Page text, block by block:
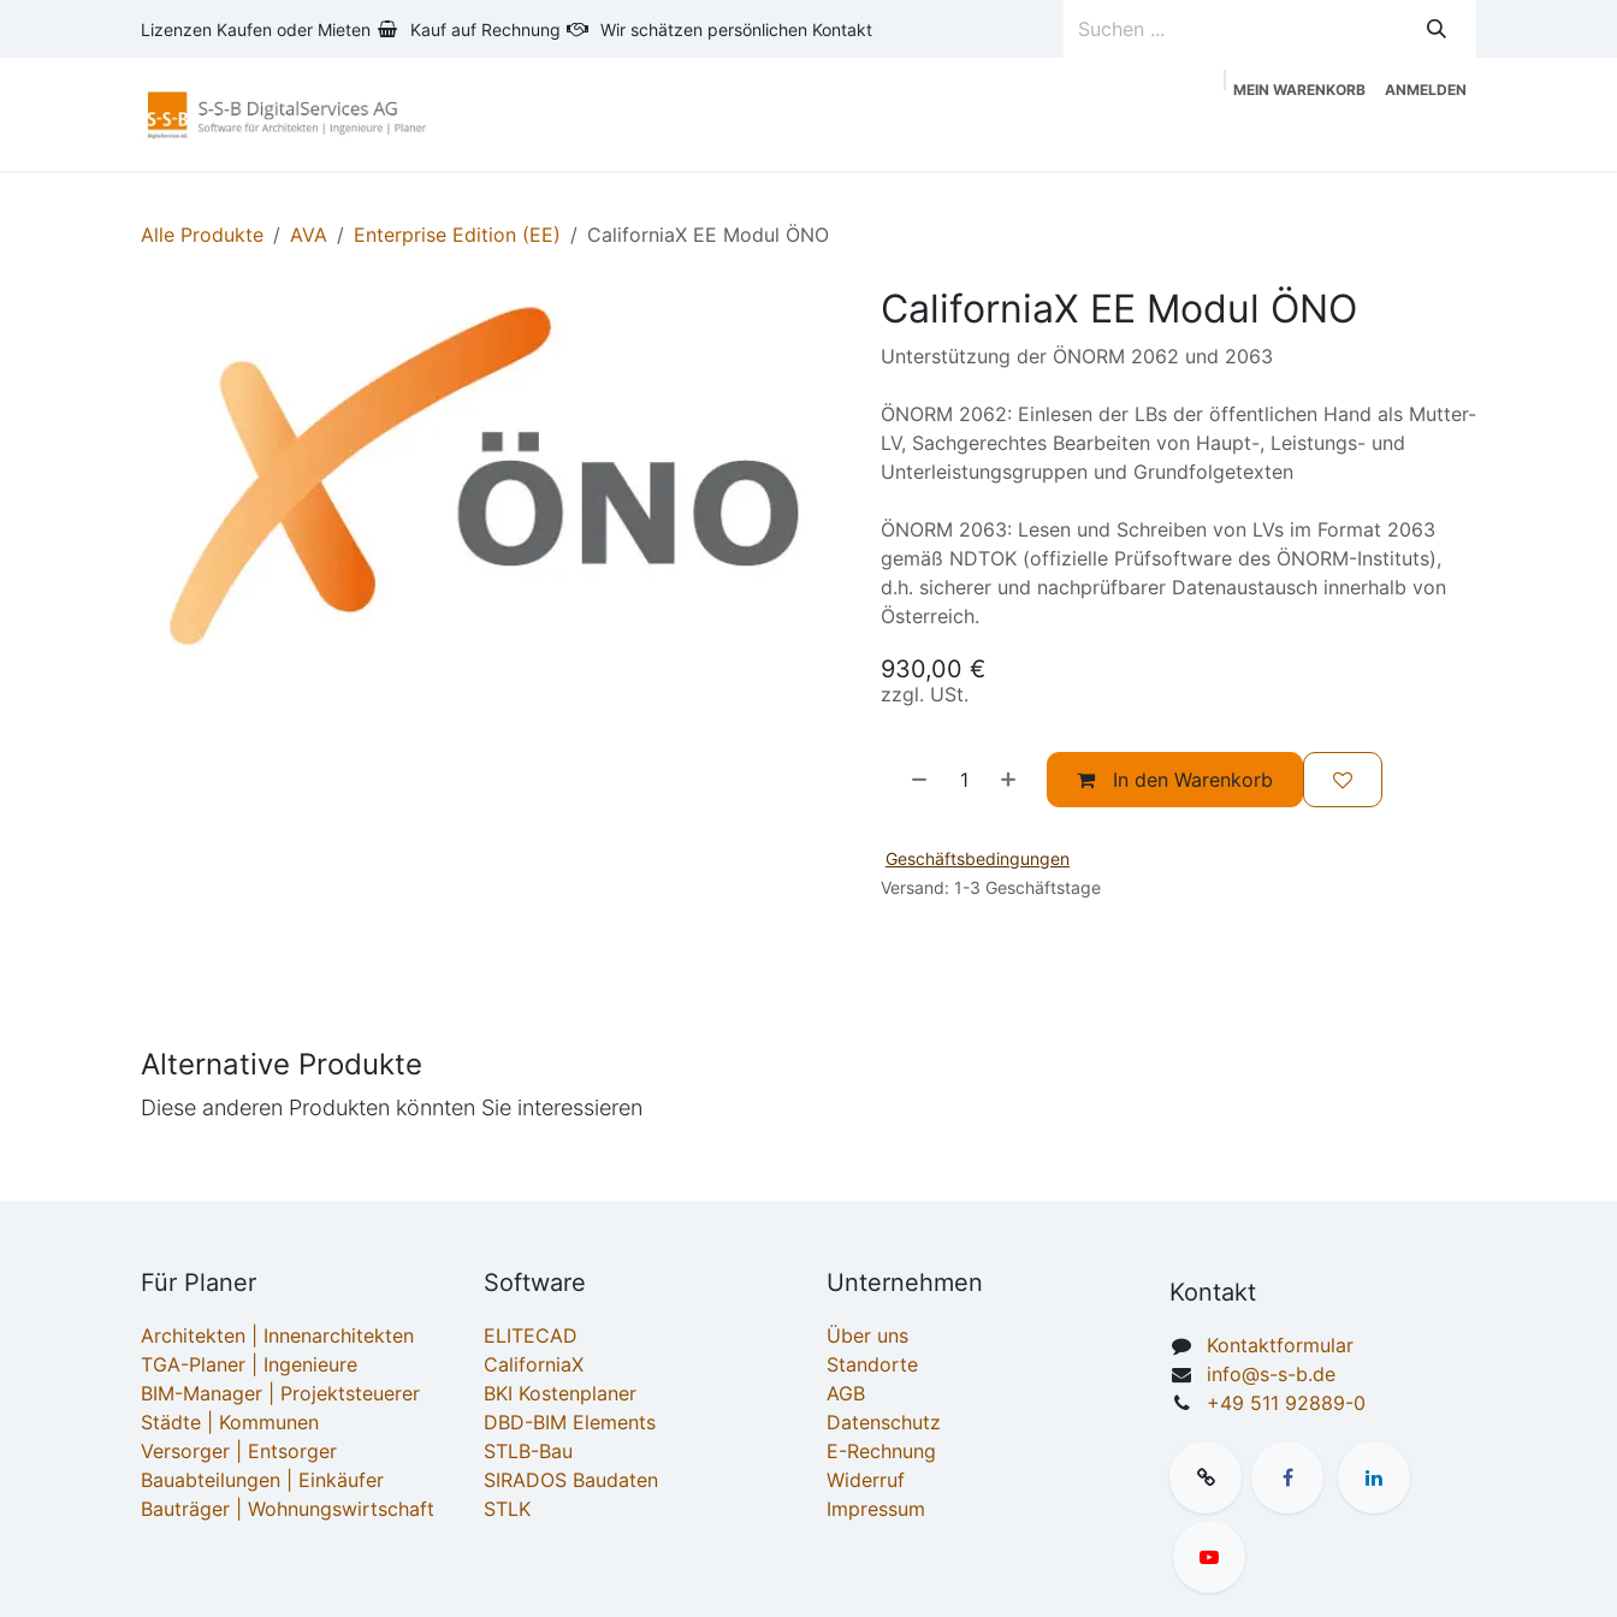
Lizenzen Kaufen oder Mieten Kauf auf Rechnung Wir schätzen persönlichen Kontakt
MEIN WARENKORB ANMELDEN
Alle Produkte AVA Enterprise Edition (EE) CaliforniaX EE Modul ÖNO
CaliforniaX EE Modul ÖNO
Unterstützung der ÖNORM 2062 und 2063
ÖNORM 2062: Einlesen der LBs der öffentlichen Hand als Mutter-
LV, Sachgerechtes Bearbeiten von Haupt-, Leistungs- und
Unterleistungsgruppen und Grundfolgetexten
ÖNORM 2063: Lesen und Schreiben von LVs im Format 2063
gemäß NDTOK (offizielle Prüfsoftware des ÖNORM-Instituts),
d.h. sicherer und nachprüfbarer Datenaustausch innerhalb von
Österreich.
930,00 €
zzgl. USt.
In den Warenkorb
Geschäftsbedingungen
Versand: 1-3 Geschäftstage
Alternative Produkte
Diese anderen Produkten könnten Sie interessieren
Für Planer
Architekten | Innenarchitekten
TGA-Planer | Ingenieure
BIM-Manager | Projektsteuerer
Städte | Kommunen
Versorger | Entsorger
Bauabteilungen | Einkäufer
Bauträger | Wohnungswirtschaft
Software
ELITECAD
CaliforniaX
BKI Kostenplaner
DBD-BIM Elements
STLB-Bau
SIRADOS Baudaten
STLK
Unternehmen
Über uns
Standorte
AGB
Datenschutz
E-Rechnung
Widerruf
Impressum
Kontakt
Kontaktformular
info@s-s-b.de
+49 511 92889-0